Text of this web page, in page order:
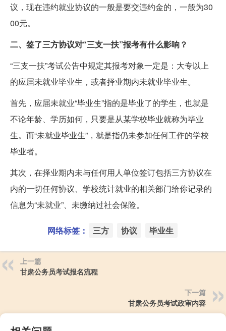
议，现在违约就业协议的一般是要交违约金的，一般为30
00元。
二、签了三方协议对“三支一扶”报考有什么影响？
“三支一扶”考试公告中规定其报考对象一定是：大专以上
的应届未就业毕业生，或者择业期内未就业毕业生。
首先，应届未就业“毕业生”指的是毕业了的学生，也就是
不论年龄、学历如何，只要是从某学校毕业就称为毕业
生。而“未就业毕业生”，就是指仍未参加任何工作的学校
毕业者。
其次，在择业期内未与任何用人单位签订包括三方协议在
内的一切任何协议、学校统计就业的相关部门给你记录的
信息为“未就业”、未缴纳过社会保险。
网络标签： 三方 协议 毕业生
上一篇
甘肃公务员考试报名流程
下一篇
甘肃公务员考试政审内容